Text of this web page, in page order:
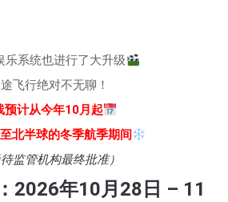
乐系统也进行了大升级
飞行绝对不无聊！
预计从今年10月起
北半球的冬季航季期间
待监管机构最终批准）
2026年10月28日 – 11